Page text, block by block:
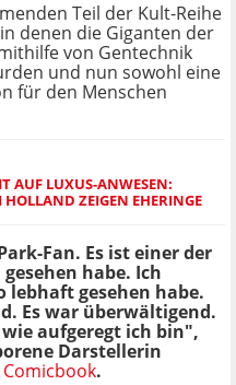
Teil der Kult-Reihe
denen die Giganten der
von Gentechnik
und nun sowohl eine
für den Menschen
AUF LUXUS-ANWESEN:
ZEIGEN EHERINGE
Fan. Es ist einer der
gesehen habe. Ich
lebhaft gesehen habe.
Es war überwältigend.
aufgeregt ich bin",
Darstellerin
Comicbook.